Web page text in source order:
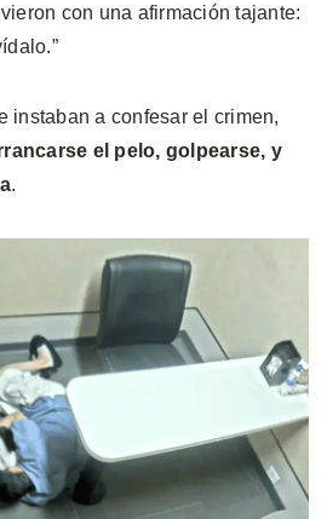
con una afirmación tajante:
instaban a confesar el crimen,
el pelo, golpearse, y
.